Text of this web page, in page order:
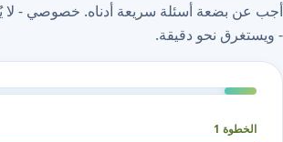
أجب عن بضعة أسئلة سريعة أدناه. خصوصي -
- ويستغرق نحو دقيقة.
الخطوة 1